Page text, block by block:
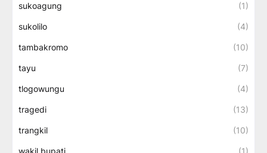
sukoagung (1)
sukolilo (4)
tambakromo (10)
tayu (7)
tlogowungu (4)
tragedi (13)
trangkil (10)
wakil bupati (1)